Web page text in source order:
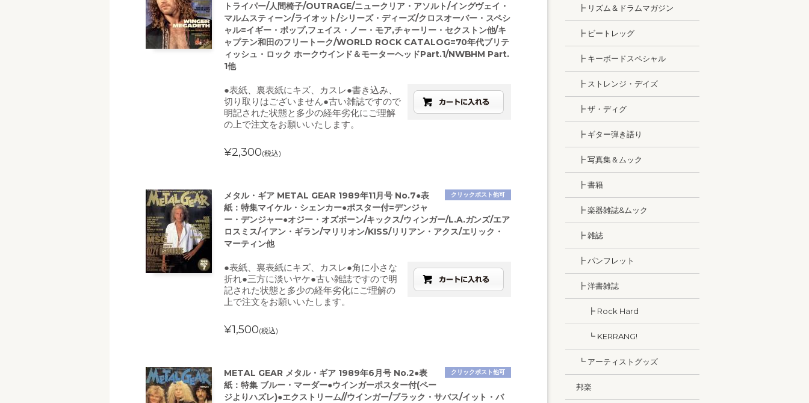
トライパー/人間椅子/OUTRAGE/ニュークリア・アソルト/イングヴェイ・
マルムスティーン/ライオット/シリーズ・ディーズ/クロスオーバー・スペシ
ャル=イギー・ポップ,フェイス・ノー・モア,チャーリー・セクストン他/キ
ャプテン和田のフリートーク/WORLD ROCK CATALOG=70年代ブリテ
ィッシュ・ロック ホークウインド＆モーターヘッドPart.1/NWBHM Part.
1他
●表紙、裏表紙にキズ、カスレ●書き込み、
切り取りはございません●古い雑誌ですので
明記された状態と多少の経年劣化にご理解
の上で注文をお願いいたします。
¥2,300(税込)
クリックポスト他可
メタル・ギア METAL GEAR 1989年11月号 No.7●表
紙：特集マイケル・シェンカー●ポスター付=デンジャ
ー・デンジャー●オジー・オズボーン/キックス/ウィンガー/L.A.ガンズ/エア
ロスミス/イアン・ギラン/マリリオン/KISS/リリアン・アクス/エリック・
マーティン他
●表紙、裏表紙にキズ、カスレ●角に小さな
折れ●三方に淡いヤケ●古い雑誌ですので明
記された状態と多少の経年劣化にご理解の
上で注文をお願いいたします。
¥1,500(税込)
クリックポスト他可
METAL GEAR メタル・ギア 1989年6月号 No.2●表
紙：特集 ブルー・マーダー●ウインガーポスター付(ペー
ジよりハズレ)●エクストリーム//ウインガー/ブラック・サバス/イット・バ
┣ リズム＆ドラムマガジン
┣ ビートレッグ
┣ キーボードスペシャル
┣ ストレンジ・デイズ
┣ ザ・ディグ
┣ ギター弾き語り
┣ 写真集＆ムック
┣ 書籍
┣ 楽器雑誌&ムック
┣ 雑誌
┣ パンフレット
┣ 洋書雑誌
┣ Rock Hard
┗ KERRANG!
┗ アーティストグッズ
邦楽